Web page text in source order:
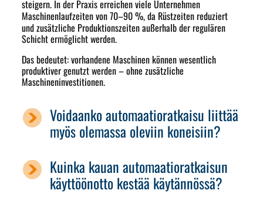
steigern. In der Praxis erreichen viele Unternehmen
Maschinenlaufzeiten von70–90 %, da Rüstzeiten reduziert
und zusätzliche Produktionszeiten außerhalb der regulären
Schicht ermöglicht werden.
Das bedeutet: vorhandene Maschinen können wesentlich
produktiver genutzt werden – ohne zusätzliche
Maschineninvestitionen.
Voidaanko automaatioratkaisu liittää
myös olemassa oleviin koneisiin?
Kuinka kauan automaatioratkaisun
käyttöönotto kestää käytännössä?